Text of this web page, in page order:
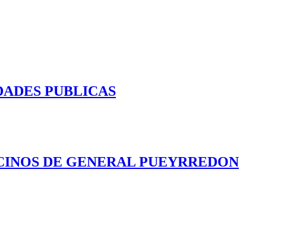
PUBLICAS
DE GENERAL PUEYRREDON